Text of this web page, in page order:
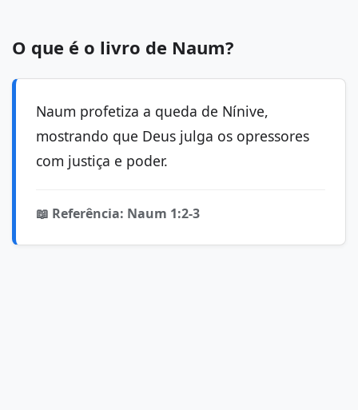
O que é o livro de Naum?
Naum profetiza a queda de Nínive,
mostrando que Deus julga os opressores
com justiça e poder.
📖 Referência: Naum 1:2-3